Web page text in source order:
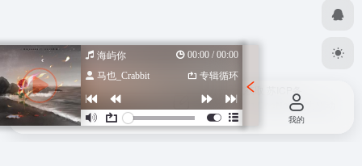
Copyright © 2026 设计导航汇总-优质设计资源一站式获取
2022047798号
苏公网安备 32080102000318号 OneNav强力驱动
海屿你
00:00 / 00:00
马也_Crabbit
专辑循环
首页 投稿 我的